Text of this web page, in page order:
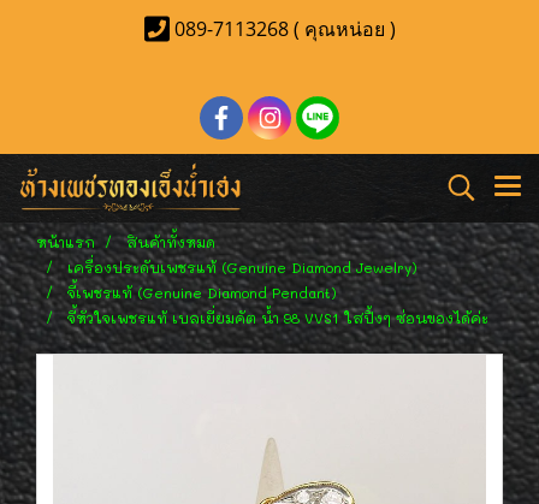
089-7113268 ( คุณหน่อย )
หน้าแรก
สินค้าทั้งหมด
เครื่องประดับเพชรแท้ (Genuine Diamond Jewelry)
จี้เพชรแท้ (Genuine Diamond Pendant)
จี้หัวใจเพชรแท้ เบลเยี่ยมคัต น้ำ 98 VVS1 ใสปิ้งๆ ซ่อนของได้ค่ะ